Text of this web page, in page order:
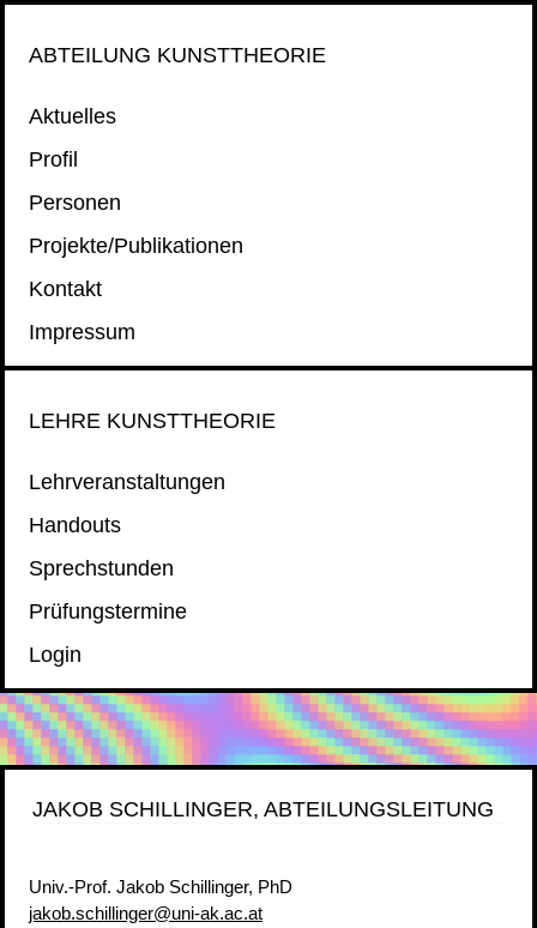
ABTEILUNG KUNSTTHEORIE
Aktuelles
Profil
Personen
Projekte/Publikationen
Kontakt
Impressum
LEHRE KUNSTTHEORIE
Lehrveranstaltungen
Handouts
Sprechstunden
Prüfungstermine
Login
JAKOB SCHILLINGER, ABTEILUNGSLEITUNG
Univ.-Prof. Jakob Schillinger, PhD
jakob.schillinger@uni-ak.ac.at